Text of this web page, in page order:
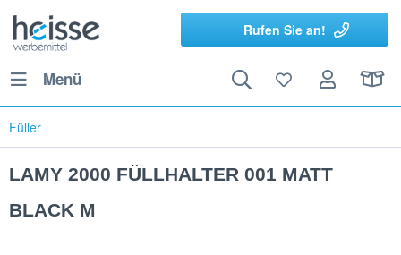
Rufen Sie an!
Menü
Füller
LAMY 2000 FÜLLHALTER 001 MATT
BLACK M